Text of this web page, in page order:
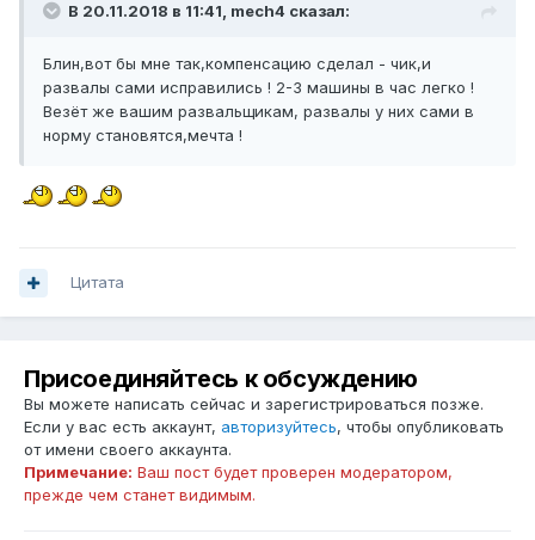
В 20.11.2018 в 11:41, mech4 сказал:
Блин,вот бы мне так,компенсацию сделал - чик,и
развалы сами исправились ! 2-3 машины в час легко !
Везёт же вашим развальщикам, развалы у них сами в
норму становятся,мечта !
Цитата
Присоединяйтесь к обсуждению
Вы можете написать сейчас и зарегистрироваться позже.
Если у вас есть аккаунт, авторизуйтесь, чтобы опубликовать
от имени своего аккаунта.
Примечание: Ваш пост будет проверен модератором,
прежде чем станет видимым.